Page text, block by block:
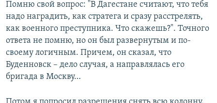
Помню свой вопрос: "В Дагестане считают, что тебя
надо наградить, как стратега и сразу расстрелять,
как военного преступника. Что скажешь?". Точного
ответа не помню, но он был развернутым и по-
своему логичным. Причем, он сказал, что
Буденновск – дело случая, а направлялась его
бригада в Москву…